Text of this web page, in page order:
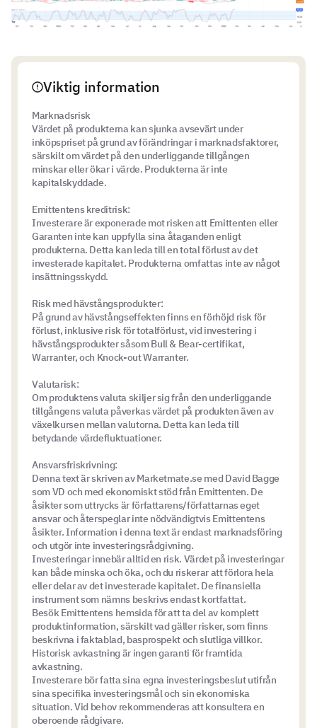
Viktig information
Marknadsrisk
Värdet på produkterna kan sjunka avsevärt under
inköpspriset på grund av förändringar i marknadsfaktorer,
särskilt om värdet på den underliggande tillgången
minskar eller ökar i värde. Produkterna är inte
kapitalskyddade.
Emittentens kreditrisk:
Investerare är exponerade mot risken att Emittenten eller
Garanten inte kan uppfylla sina åtaganden enligt
produkterna. Detta kan leda till en total förlust av det
investerade kapitalet. Produkterna omfattas inte av något
insättningsskydd.
Risk med hävstångsprodukter:
På grund av hävstångseffekten finns en förhöjd risk för
förlust, inklusive risk för totalförlust, vid investering i
hävstångsprodukter såsom Bull & Bear-certifikat,
Warranter, och Knock-out Warranter.
Valutarisk:
Om produktens valuta skiljer sig från den underliggande
tillgångens valuta påverkas värdet på produkten även av
växelkursen mellan valutorna. Detta kan leda till
betydande värdefluktuationer.
Ansvarsfriskrivning:
Denna text är skriven av Marketmate.se med David Bagge
som VD och med ekonomiskt stöd från Emittenten. De
åsikter som uttrycks är författarens/författarnas eget
ansvar och återspeglar inte nödvändigtvis Emittentens
åsikter. Information i denna text är endast marknadsföring
och utgör inte investeringsrådgivning.
Investeringar innebär alltid en risk. Värdet på investeringar
kan både minska och öka, och du riskerar att förlora hela
eller delar av det investerade kapitalet. De finansiella
instrument som nämns beskrivs endast kortfattat.
Besök Emittentens hemsida för att ta del av komplett
produktinformation, särskilt vad gäller risker, som finns
beskrivna i faktablad, basprospekt och slutliga villkor.
Historisk avkastning är ingen garanti för framtida
avkastning.
Investerare bör fatta sina egna investeringsbeslut utifrån
sina specifika investeringsmål och sin ekonomiska
situation. Vid behov rekommenderas att konsultera en
oberoende rådgivare.